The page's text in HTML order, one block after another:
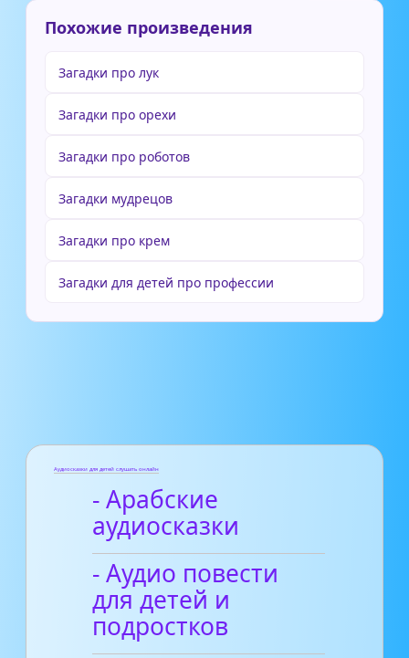
Похожие произведения
Загадки про лук
Загадки про орехи
Загадки про роботов
Загадки мудрецов
Загадки про крем
Загадки для детей про профессии
Аудиосказки для детей слушать онлайн
- Арабские
аудиосказки
- Аудио повести
для детей и
подростков